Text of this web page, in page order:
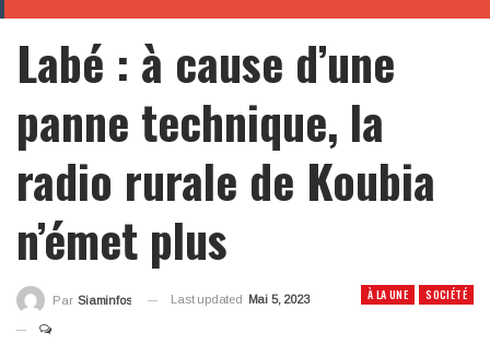
Labé : à cause d’une
panne technique, la
radio rurale de Koubia
n’émet plus
À LA UNE SOCIÉTÉ
Par Siaminfos Last updated Mai 5, 2023